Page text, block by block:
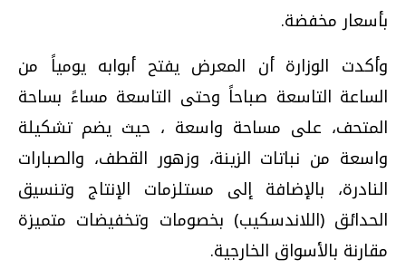
بأسعار مخفضة.
وأكدت الوزارة أن المعرض يفتح أبوابه يومياً من
الساعة التاسعة صباحاً وحتى التاسعة مساءً بساحة
المتحف، على مساحة واسعة ، حيث يضم تشكيلة
واسعة من نباتات الزينة، وزهور القطف، والصبارات
النادرة، بالإضافة إلى مستلزمات الإنتاج وتنسيق
الحدائق (اللاندسكيب) بخصومات وتخفيضات متميزة
مقارنة بالأسواق الخارجية.